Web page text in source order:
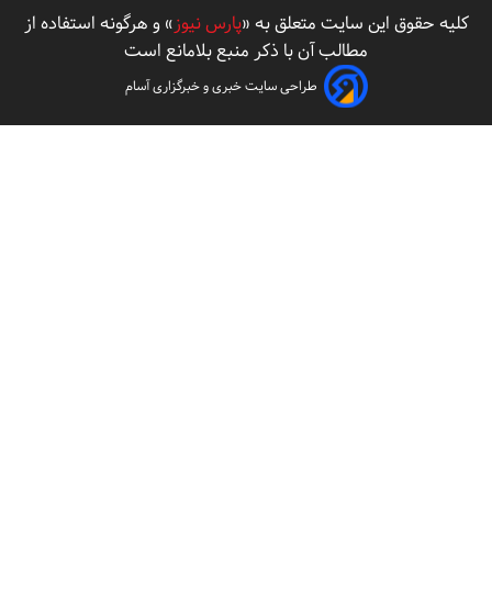
حقوق این سایت متعلق به «پارس نیوز» و هرگونه استفاده از
مطالب آن با ذکر منبع بلامانع است
طراحی سایت خبری و خبرگزاری آسام